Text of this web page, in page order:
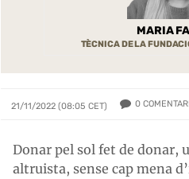
MARIA
TÈCNICA DE LA
21/11/2022 (08:05 CET) 0
Donar pel sol fet de donar,
altruista, sense cap mena